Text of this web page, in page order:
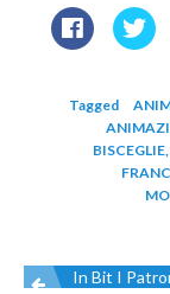
Tagged
BISCEGLIE
In Bit I